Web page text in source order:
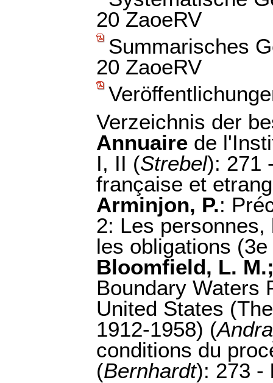
20 ZaoeRV
Summarisches
20 ZaoeRV
Verzeichnis der
Annuaire de
I, II (Strebel): 271
française et
Arminjon, P.:
2: Les
les obligations
Bloomfield, L.
Boundary Waters
United States
1912-1958) (
conditions du
(Bernhardt): 273 -